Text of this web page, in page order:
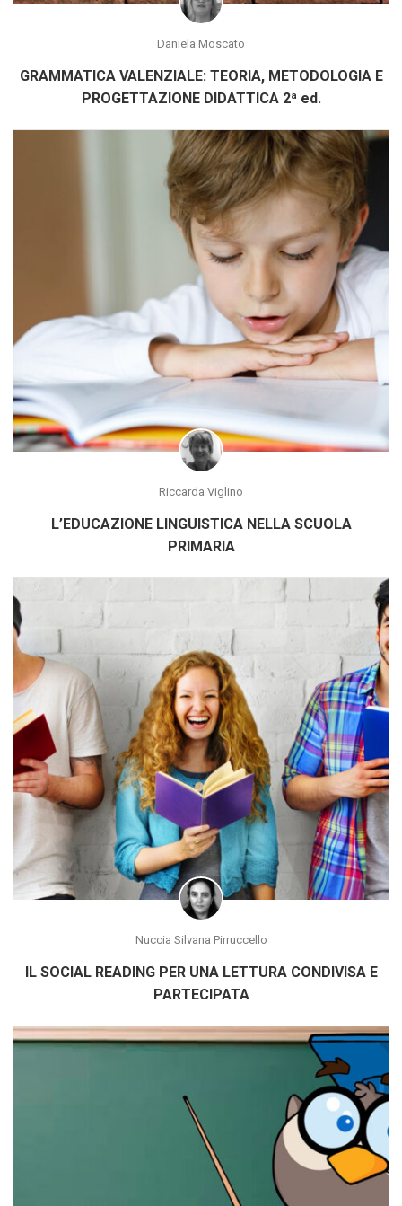
Daniela Moscato
GRAMMATICA VALENZIALE: TEORIA, METODOLOGIA E
PROGETTAZIONE DIDATTICA 2ª ed.
Riccarda Viglino
L’EDUCAZIONE LINGUISTICA NELLA SCUOLA
PRIMARIA
Nuccia Silvana Pirruccello
IL SOCIAL READING PER UNA LETTURA CONDIVISA E
PARTECIPATA